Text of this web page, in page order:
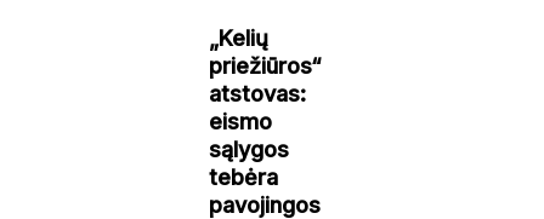
„Kelių
priežiūros“
atstovas:
eismo
sąlygos
tebėra
pavojingos